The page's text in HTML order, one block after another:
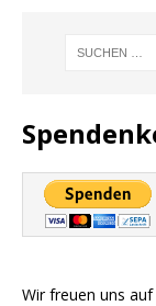
Wir freuen uns